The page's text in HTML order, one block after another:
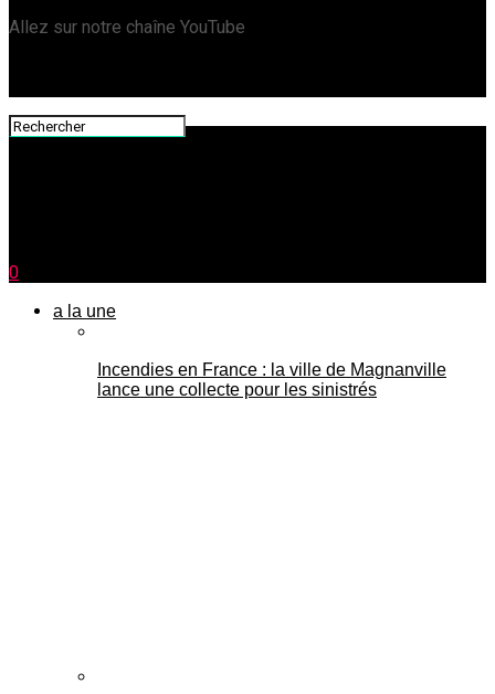
Allez sur notre chaîne YouTube
0
a la une
Incendies en France : la ville de Magnanville
lance une collecte pour les sinistrés